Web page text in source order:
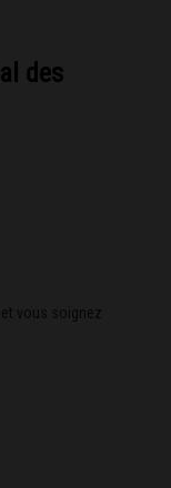
des
vous soignez